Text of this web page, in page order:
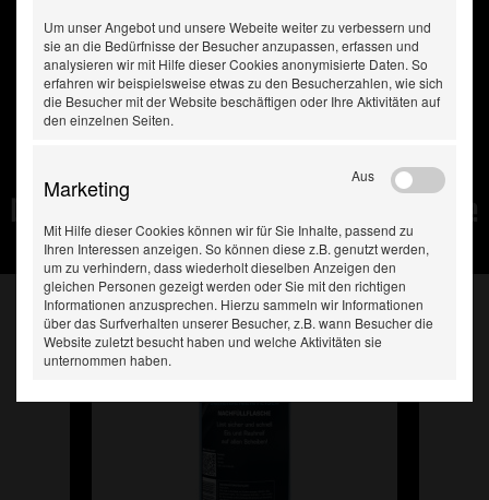
Diese Produkte haben Sie
zuletzt gesehen:
Um unser Angebot und unsere Webeite weiter zu verbessern und
sie an die Bedürfnisse der Besucher anzupassen, erfassen und
analysieren wir mit Hilfe dieser Cookies anonymisierte Daten. So
erfahren wir beispielsweise etwas zu den Besucherzahlen, wie sich
die Besucher mit der Website beschäftigen oder Ihre Aktivitäten auf
den einzelnen Seiten.
Marketing Aus
Mit Hilfe dieser Cookies können wir für Sie Inhalte, passend zu
Ihren Interessen anzeigen. So können diese z.B. genutzt werden,
um zu verhindern, dass wiederholt dieselben Anzeigen den
gleichen Personen gezeigt werden oder Sie mit den richtigen
Informationen anzusprechen. Hierzu sammeln wir Informationen
über das Surfverhalten unserer Besucher, z.B. wann Besucher die
Website zuletzt besucht haben und welche Aktivitäten sie
unternommen haben.